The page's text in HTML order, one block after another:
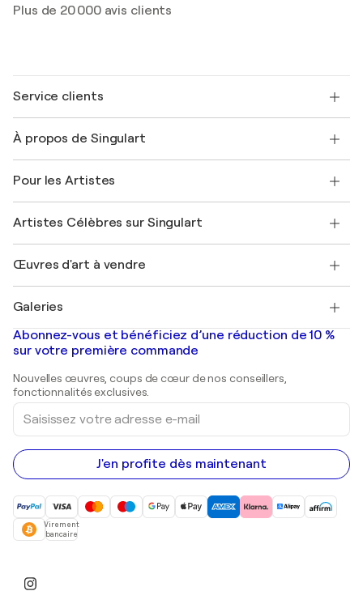
Plus de 20 000 avis clients
Service clients
Expédition
Offrir une carte cadeau
Rejoignez notre programme commercial
Mon compte
+33 1 76 44 06 42
À propos de Singulart
FAQ
Magazine Singulart
Emplois
Découvrez une sélection d'art original
Pour les Artistes
Se connecter en tant qu'Artiste
Artistes Célèbres sur Singulart
Marc Chagall
Banksy
Mr. Brainwash
Shepard Fairey
Œuvres d'art à vendre
Tableaux abstraits à vendre
Peintures de paysage
Estampes
Peintures acryliques
Galeries
Galeries d'art en France
Galeries d'art en Belgique
Abonnez-vous et bénéficiez d’une réduction de 10 %
sur votre première commande
Nouvelles œuvres, coups de cœur de nos conseillers,
fonctionnalités exclusives.
Saisissez
votre
adresse
e-
mail
J'en profite dès maintenant
Virement
bancaire